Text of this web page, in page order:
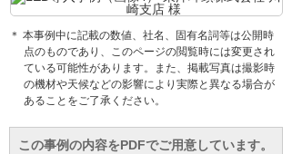
＊ 本事例中に記載の数値、社名、固有名詞等は公開時
点のものであり、このページの閲覧時には変更され
ている可能性があります。また、掲載写真は撮影時
の機材や天候などの影響により実際と異なる場合が
あることをご了承ください。
この事例の内容をPDFでご用意しています。